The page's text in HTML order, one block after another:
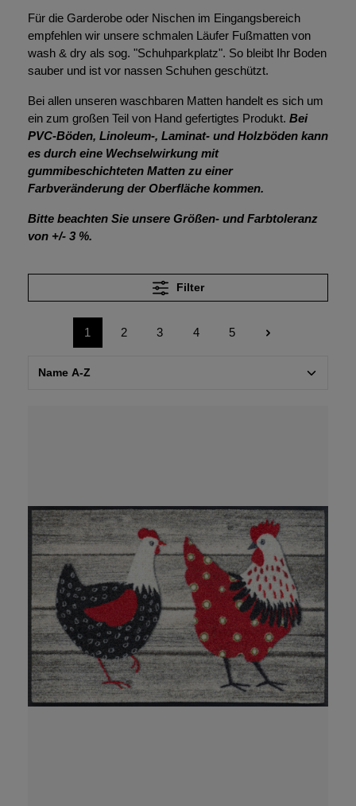
Für die Garderobe oder Nischen im Eingangsbereich
empfehlen wir unsere schmalen Läufer Fußmatten von
wash & dry als sog. "Schuhparkplatz". So bleibt Ihr Boden
sauber und ist vor nassen Schuhen geschützt.
Bei allen unseren waschbaren Matten handelt es sich um
ein zum großen Teil von Hand gefertigtes Produkt. Bei
PVC-Böden, Linoleum-, Laminat- und Holzböden kann
es durch eine Wechselwirkung mit
gummibeschichteten Matten zu einer
Farbveränderung der Oberfläche kommen.
Bitte beachten Sie unsere Größen- und Farbtoleranz
von +/- 3 %.
Filter
1 2 3 4 5